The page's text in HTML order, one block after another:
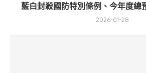
藍白封殺國防特別條例、今年度
2026-01-28